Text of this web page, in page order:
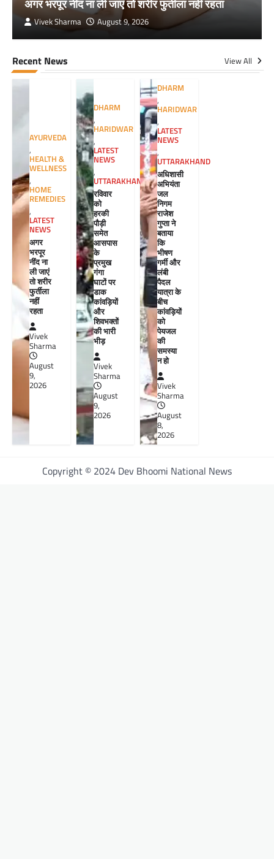
अगर भरपूर नींद ना ली जाएं तो शरीर फुर्तीला नहीं रहता
Vivek Sharma August 9, 2026
Recent News View All
AYURVEDA
,
HEALTH &
WELLNESS
,
HOME
REMEDIES
,
LATEST
NEWS
अगर
भरपूर
नींद ना
ली जाएं
तो शरीर
फुर्तीला
नहीं
रहता
Vivek
Sharma
August
9,
2026
DHARM
,
HARIDWAR
,
LATEST
NEWS
,
UTTARAKHAND
रविवार
को
हरकी
पौड़ी
समेत
आसपास
के
प्रमुख
गंगा
घाटों पर
डाक
कांवड़ियों
और
शिवभक्तों
की भारी
भीड़
Vivek
Sharma
August
9,
2026
DHARM
,
HARIDWAR
,
LATEST
NEWS
,
UTTARAKHAND
अधिशासी
अभियंता
जल
निगम
राजेश
गुप्ता ने
बताया
कि
भीषण
गर्मी और
लंबी
पैदल
यात्रा के
बीच
कांवड़ियों
को
पेयजल
की
समस्या
न हो
Vivek
Sharma
August
8,
2026
Copyright © 2024 Dev Bhoomi National News